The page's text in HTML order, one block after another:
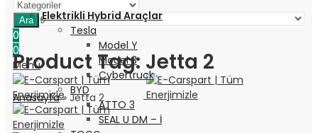
Ara
0
0
Menü
Elektrikli Hybrid Araçlar
Tesla
Model Y
Model 3
Cybertruck
BYD
ATTO 3
SEAL U DM – İ
Product Tag: Jetta 2
Anasayfa» Jetta 2